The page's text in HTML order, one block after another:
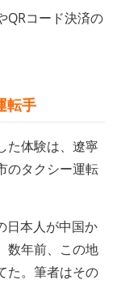
QRコード決済の
転手
た体験は、遼寧
のタクシー運転
日本人が中国か
数年前、この地
た。筆者はその